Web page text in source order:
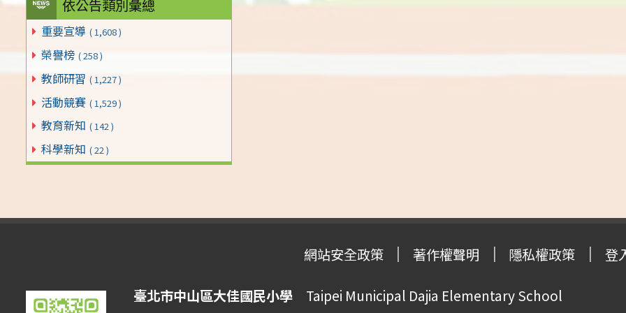
依公告類別彙總
重要宣導 ( 1,608 )
榮譽榜 ( 258 )
教師研習 ( 1,227 )
活動競賽 ( 1,529 )
教育新知 ( 142 )
科學新知 ( 22 )
網站安全政策 著作權聲明 隱私權政策 登
臺北市中山區大佳國民小學Taipei Municipal Dajia Elementary School